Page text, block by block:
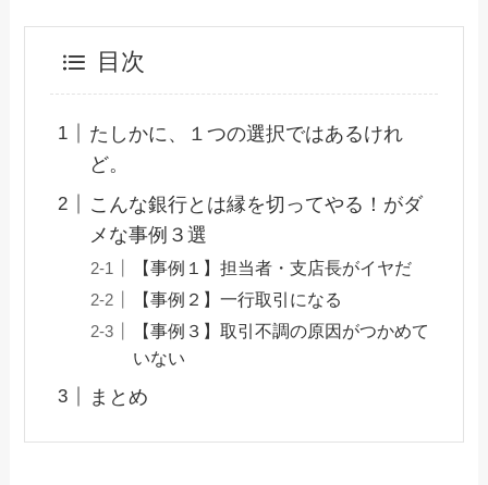
目次
たしかに、１つの選択ではあるけれ
ど。
こんな銀行とは縁を切ってやる！がダ
メな事例３選
【事例１】担当者・支店長がイヤだ
【事例２】一行取引になる
【事例３】取引不調の原因がつかめて
いない
まとめ